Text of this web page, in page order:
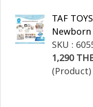
TAF
SKU :
1,290
(Product)